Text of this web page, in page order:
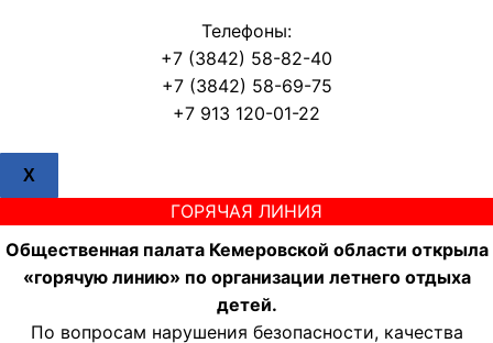
Телефоны:
+7 (3842) 58-82-40
+7 (3842) 58-69-75
+7 913 120-01-22
X
ГОРЯЧАЯ ЛИНИЯ
Общественная палата Кемеровской области открыла
«горячую линию» по организации летнего отдыха
детей.
По вопросам нарушения безопасности, качества